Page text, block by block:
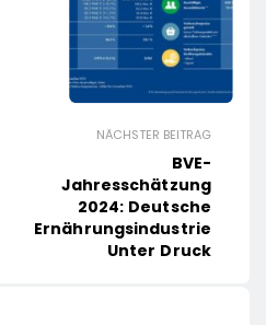
NÄCHSTER BEITRAG
BVE-
Jahresschätzung
2024: Deutsche
Ernährungsindustrie
Unter Druck